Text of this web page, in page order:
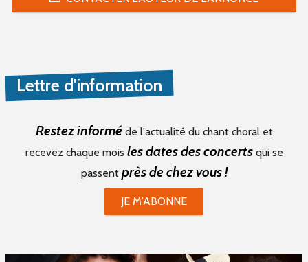
Lettre d'information
Restez informé de l'actualité du chant choral et
recevez chaque mois les dates des concertsqui se
passent près de chez vous !
JE M'ABONNE